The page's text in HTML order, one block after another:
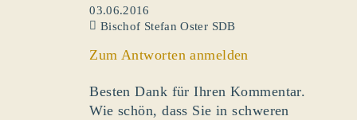
03.06.2016
Bischof Stefan Oster SDB
Zum Antworten anmelden
Besten Dank für Ihren Kommentar.
Wie schön, dass Sie in schweren